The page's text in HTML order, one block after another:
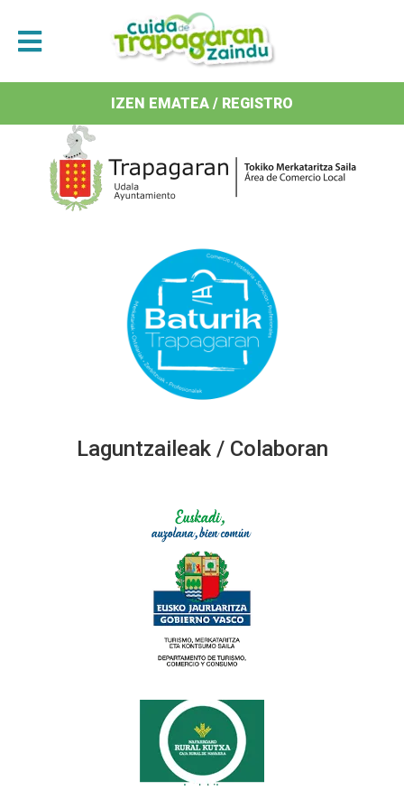
Antolatzaileak / Organizan
Laguntzaileak / Colaboran
IZEN EMATEA / REGISTRO